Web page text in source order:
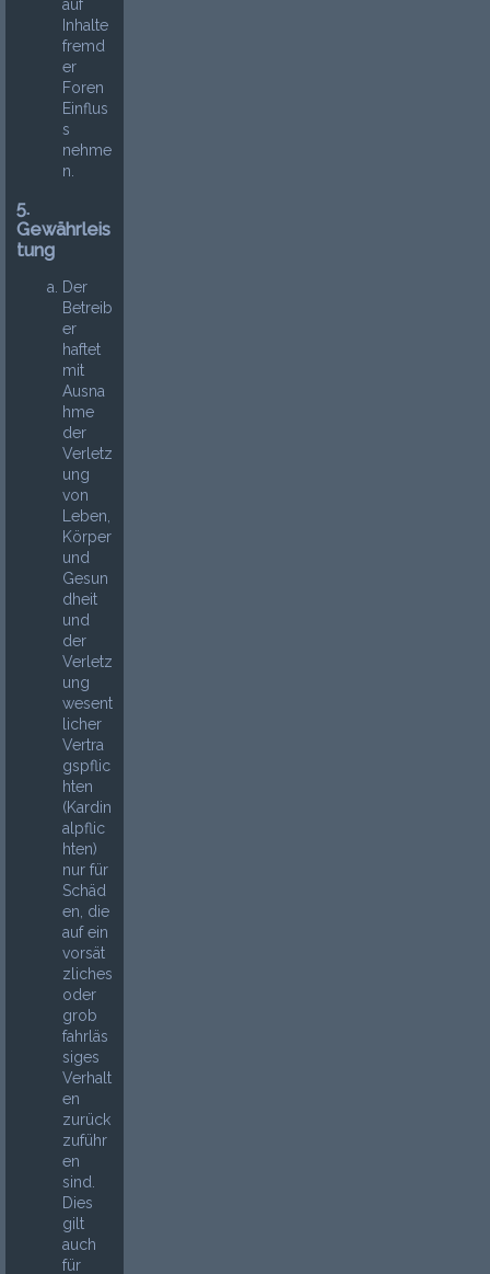
auf
Inhalte
fremd
er
Foren
Einflus
s
nehme
n.
5.
Gewährleis
tung
Der
Betreib
er
haftet
mit
Ausna
hme
der
Verletz
ung
von
Leben,
Körper
und
Gesun
dheit
und
der
Verletz
ung
wesent
licher
Vertra
gspflic
hten
(Kardin
alpflic
hten)
nur für
Schäd
en, die
auf ein
vorsät
zliches
oder
grob
fahrläs
siges
Verhalt
en
zurück
zuführ
en
sind.
Dies
gilt
auch
für